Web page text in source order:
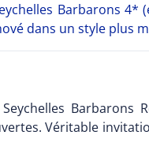
Barbarons 4*
dans un style plus
Barbarons
Véritable